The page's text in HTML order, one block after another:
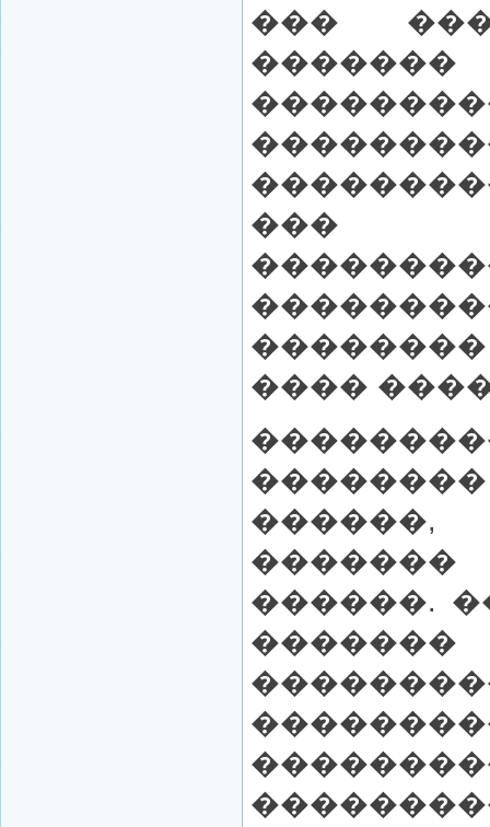
���
�������
���
����
������.
�������